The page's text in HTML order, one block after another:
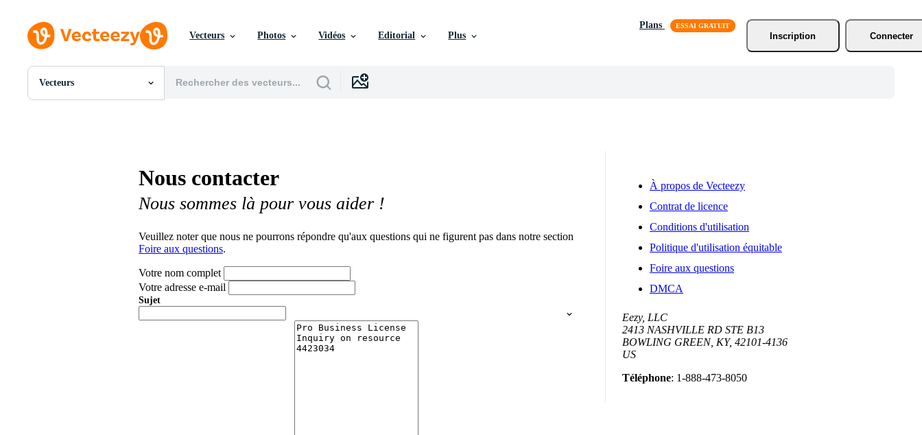
Vecteurs Photos Vidéos Editorial Plus
Plans
Inscription
Connecter
Vecteurs
Toutes Images
Événements Éditoriaux
Nous contacter
Nous sommes là pour vous aider !
Veuillez noter que nous ne pourrons répondre qu'aux questions qui ne figurent pas dans notre section
Foire aux questions.
Votre nom complet
Votre adresse e-mail
Sujet
À propos de Vecteezy
Contrat de licence
Conditions d'utilisation
Politique d'utilisation équitable
Foire aux questions
DMCA
Eezy, LLC
2413 NASHVILLE RD STE B13
BOWLING GREEN, KY, 42101-4136
US
Téléphone: 1-888-473-8050